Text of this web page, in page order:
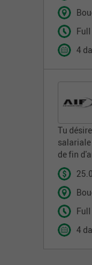
4
Tu
de fin
4